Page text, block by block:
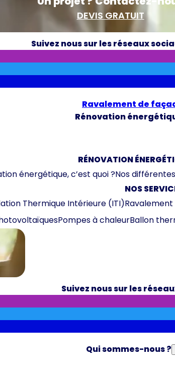
DEVIS GRATUIT
Suivez nous sur les réseaux
Ravalement de
Rénovation
RÉNOVATION
énergétique, c’est quoi ?Nos
NOS
Thermique Intérieure (ITI)
Pompes à chaleurBallon
Suivez nous sur les
Qui sommes-nous ?